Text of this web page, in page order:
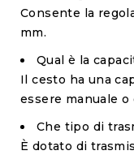
Consente la
mm.
Qual è la
Il cesto ha una
essere manuale
Che tipo di
È dotato di